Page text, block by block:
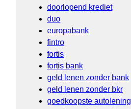
doorlopend krediet
duo
europabank
fintro
fortis
fortis bank
geld lenen zonder bank
geld lenen zonder bkr
goedkoopste autolening